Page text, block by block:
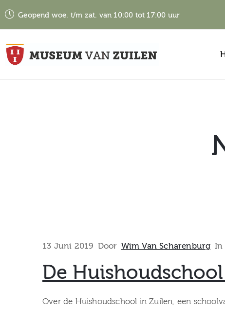
Geopend woe. t/m zat. van 10:00 tot 17:00 uur
13 Juni 2019 Door Wim Van Scharenburg In
De
Over de Huishoudschool in Zuilen, een